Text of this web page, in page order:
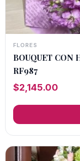
FLORES
BOUQUET CON
RF987
$2,145.00